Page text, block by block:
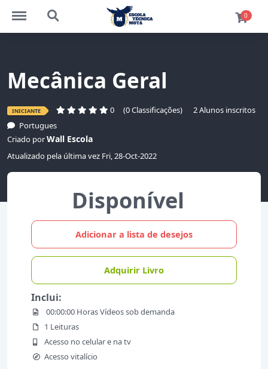
http://escolatecnicaead.com/bibliotecavirtual/menu
http://escolatecnicaead.com/bibliotecavirtual/
0
Mecânica Geral
INICIANTE 0 (0 Classificações)
2 Alunos inscritos
Portugues
Criado porWall Escola
Atualizado pela última vez Fri, 28-Oct-2022
Disponível
Adicionar a lista de desejos
Adquirir Livro
Inclui:
00:00:00 Horas Vídeos sob demanda
1 Leituras
Acesso no celular e na tv
Acesso vitalício